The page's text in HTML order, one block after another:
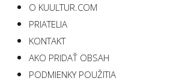
O KUULTUR.COM
PRIATELIA
KONTAKT
AKO PRIDAŤ OBSAH
PODMIENKY POUŽITIA